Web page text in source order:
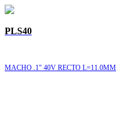
PLS40
MACHO .1" 40V RECTO L=11.0MM